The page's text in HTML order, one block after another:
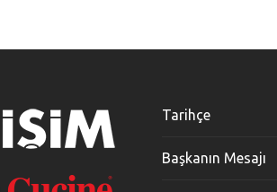
Tarihçe
Başkanın Mesajı